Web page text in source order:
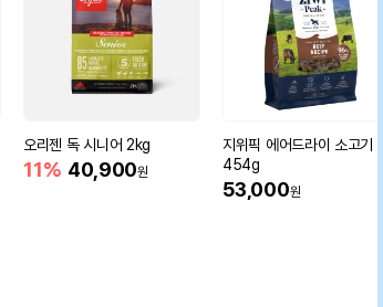
오리젠 독 시니어 2kg
11% 40,900원
지위픽 에어드라이 소고기 독
454g
53,000원